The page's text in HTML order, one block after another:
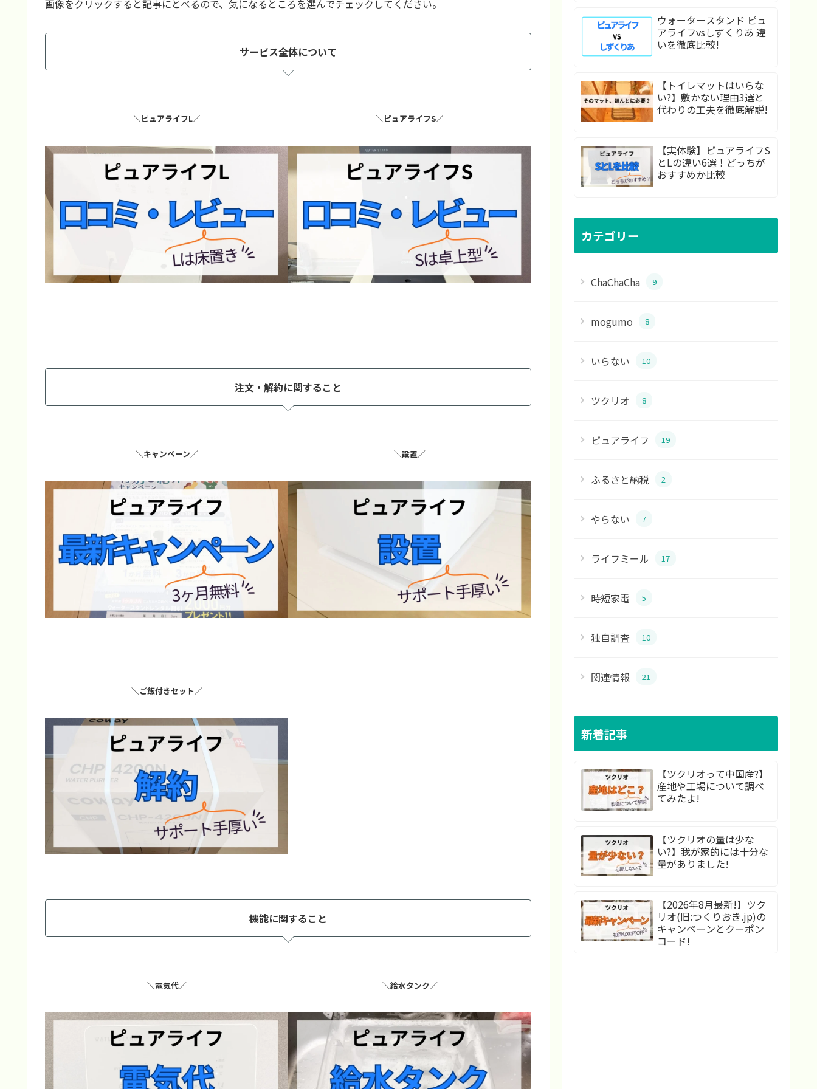
画像をクリックすると記事にとべるので、気になるところを選んでチェックしてください。
サービス全体について
＼ピュアライフL／ ＼ピュアライフS／
注文・解約に関すること
＼キャンペーン／ ＼設置／
＼ご飯付きセット／
機能に関すること
＼電気代／ ＼給水タンク／
ウォータースタンド ピュ
アライフvsしずくりあ 違
いを徹底比較!
【トイレマットはいらな
い?】敷かない理由3選と
代わりの工夫を徹底解説!
【実体験】ピュアライフS
とLの違い6選！どっちが
おすすめか比較
カテゴリー
ChaChaCha 9
mogumo 8
いらない 10
ツクリオ 8
ピュアライフ 19
ふるさと納税 2
やらない 7
ライフミール 17
時短家電 5
独自調査 10
関連情報 21
新着記事
【ツクリオって中国産?】
産地や工場について調べ
てみたよ!
【ツクリオの量は少な
い?】我が家的には十分な
量がありました!
【2026年8月最新!】ツク
リオ(旧:つくりおき.jp)の
キャンペーンとクーポン
コード!